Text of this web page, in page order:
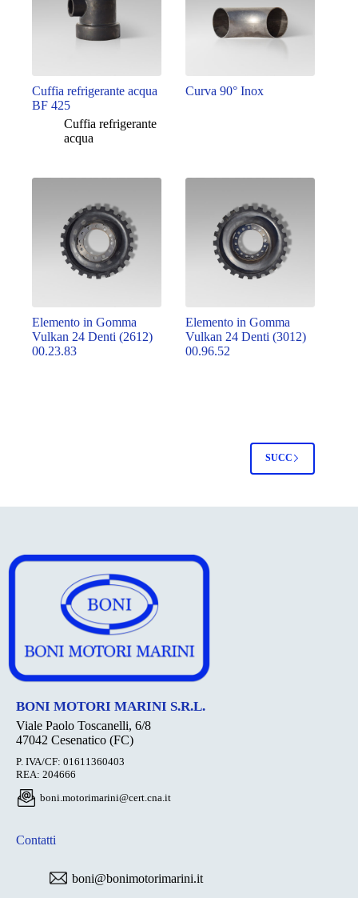
Cuffia refrigerante acqua
BF 425
Cuffia refrigerante
acqua
Curva 90° Inox
Elemento in Gomma
Vulkan 24 Denti (2612)
00.23.83
Elemento in Gomma
Vulkan 24 Denti (3012)
00.96.52
SUCC
BONI MOTORI MARINI S.R.L.
Viale Paolo Toscanelli, 6/8
47042 Cesenatico (FC)
P. IVA/CF: 01611360403
REA: 204666
boni.motorimarini@cert.cna.it
Contatti
boni@bonimotorimarini.it